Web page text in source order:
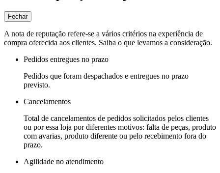
Fechar
A nota de reputação refere-se a vários critérios na experiência de
compra oferecida aos clientes. Saiba o que levamos a consideração.
Pedidos entregues no prazo
Pedidos que foram despachados e entregues no prazo
previsto.
Cancelamentos
Total de cancelamentos de pedidos solicitados pelos clientes
ou por essa loja por diferentes motivos: falta de peças, produto
com avarias, produto diferente ou pelo recebimento fora do
prazo.
Agilidade no atendimento